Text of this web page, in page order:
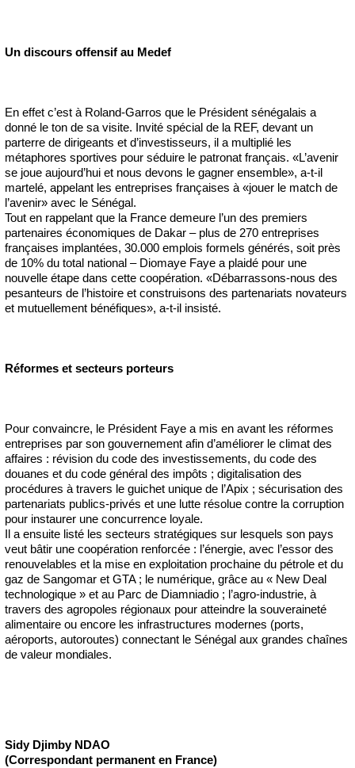
Un discours offensif au Medef
En effet c’est à Roland-Garros que le Président sénégalais a
donné le ton de sa visite. Invité spécial de la REF, devant un
parterre de dirigeants et d’investisseurs, il a multiplié les
métaphores sportives pour séduire le patronat français. «L’avenir
se joue aujourd’hui et nous devons le gagner ensemble», a-t-il
martelé, appelant les entreprises françaises à «jouer le match de
l’avenir» avec le Sénégal.
Tout en rappelant que la France demeure l’un des premiers
partenaires économiques de Dakar – plus de 270 entreprises
françaises implantées, 30.000 emplois formels générés, soit près
de 10% du total national – Diomaye Faye a plaidé pour une
nouvelle étape dans cette coopération. «Débarrassons-nous des
pesanteurs de l’histoire et construisons des partenariats novateurs
et mutuellement bénéfiques», a-t-il insisté.
Réformes et secteurs porteurs
Pour convaincre, le Président Faye a mis en avant les réformes
entreprises par son gouvernement afin d’améliorer le climat des
affaires : révision du code des investissements, du code des
douanes et du code général des impôts ; digitalisation des
procédures à travers le guichet unique de l’Apix ; sécurisation des
partenariats publics-privés et une lutte résolue contre la corruption
pour instaurer une concurrence loyale.
Il a ensuite listé les secteurs stratégiques sur lesquels son pays
veut bâtir une coopération renforcée : l’énergie, avec l’essor des
renouvelables et la mise en exploitation prochaine du pétrole et du
gaz de Sangomar et GTA ; le numérique, grâce au « New Deal
technologique » et au Parc de Diamniadio ; l’agro-industrie, à
travers des agropoles régionaux pour atteindre la souveraineté
alimentaire ou encore les infrastructures modernes (ports,
aéroports, autoroutes) connectant le Sénégal aux grandes chaînes
de valeur mondiales.
Sidy Djimby NDAO
(Correspondant permanent en France)